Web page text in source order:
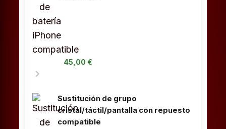
45,00 €
chevron_right
Sustitución de grupo
cristal/táctil/pantalla con repuesto
compatible